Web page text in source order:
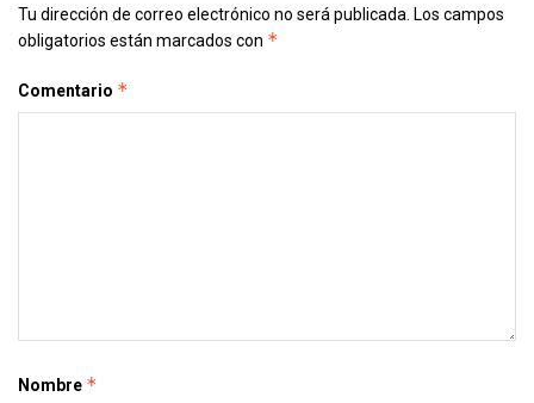
Tu dirección de correo electrónico no será publicada. Los campos
obligatorios están marcados con *
Comentario *
Nombre *